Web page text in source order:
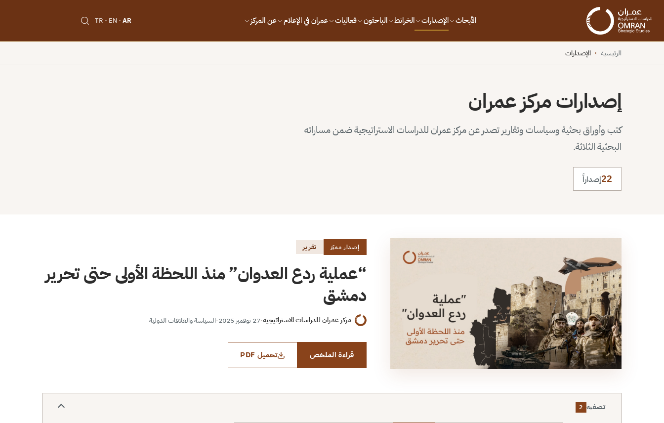
الأبحاث الإصدارات الخرائط الباحثون فعاليات عمران في الإعلام عن المركز AR
EN
TR
الرئيسية › الإصدارات
إصدارات مركز عمران
كتب وأوراق بحثية وسياسات وتقارير تصدر عن مركز عمران للدراسات الاستراتيجية ضمن مساراته
البحثية الثلاثة.
22إصداراً
إصدار مميّز تقرير
“عملية ردع العدوان” منذ اللحظة الأولى حتى تحرير
دمشق
مركز عمران للدراسات الاستراتيجية·27 نوفمبر 2025 ·السياسة والعلاقات الدولية
قراءة الملخص تحميل PDF
تصفية 2